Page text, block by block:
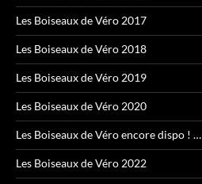
Les Boiseaux de Véro 2017
Les Boiseaux de Véro 2018
Les Boiseaux de Véro 2019
Les Boiseaux de Véro 2020
Les Boiseaux de Véro encore dispo ! …
Les Boiseaux de Véro 2022